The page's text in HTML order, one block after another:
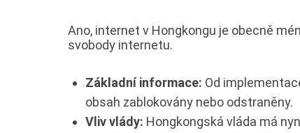
Ano, internet v Hongkongu je obecně
svobody internetu.
Základní informace: Od
obsah zablokovány nebo odstraněny.
Vliv vlády: Hongkongská vláda má